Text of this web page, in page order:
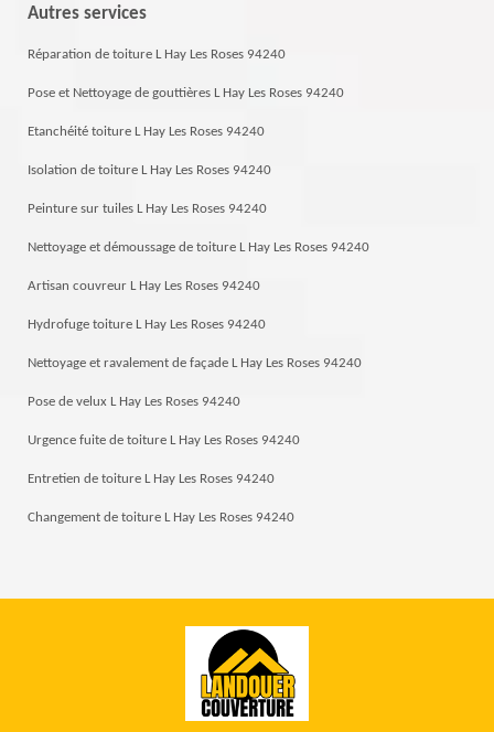
Autres services
Réparation de toiture L Hay Les Roses 94240
Pose et Nettoyage de gouttières L Hay Les Roses 94240
Etanchéité toiture L Hay Les Roses 94240
Isolation de toiture L Hay Les Roses 94240
Peinture sur tuiles L Hay Les Roses 94240
Nettoyage et démoussage de toiture L Hay Les Roses 94240
Artisan couvreur L Hay Les Roses 94240
Hydrofuge toiture L Hay Les Roses 94240
Nettoyage et ravalement de façade L Hay Les Roses 94240
Pose de velux L Hay Les Roses 94240
Urgence fuite de toiture L Hay Les Roses 94240
Entretien de toiture L Hay Les Roses 94240
Changement de toiture L Hay Les Roses 94240